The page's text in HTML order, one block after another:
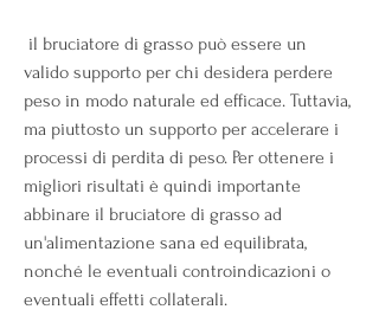
valido supporto per chi desidera perdere
peso in modo naturale ed efficace. Tuttavia,
ma piuttosto un supporto per accelerare i
processi di perdita di peso. Per ottenere i
migliori risultati è quindi importante
abbinare il bruciatore di grasso ad
un'alimentazione sana ed equilibrata,
nonché le eventuali controindicazioni o
eventuali effetti collaterali.